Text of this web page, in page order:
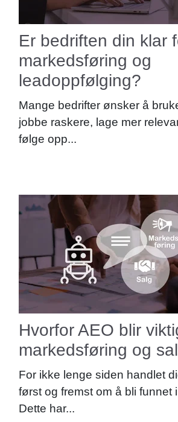
Er bedriften din klar
markedsføring og
leadoppfølging?
Mange bedrifter ønsker å
jobbe raskere, lage mer
følge opp...
Hvorfor AEO blir
markedsføring og
For ikke lenge siden handlet
først og fremst om å bli funnet
Dette har...